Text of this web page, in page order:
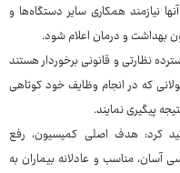
نیازمند همکاری سایر دستگاه‌ها و
بهداشت و درمان اعلام شود.
نظارتی و قانونی برخوردار هستند
که در انجام وظایف خود کوتاهی
پیگیری نمایند.
کرد: هدف اصلی کمیسیون، رفع
مناسب و عادلانه بیماران به